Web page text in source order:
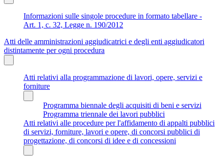
Informazioni sulle singole procedure in formato tabellare -
Art. 1, c. 32, Legge n. 190/2012
Atti delle amministrazioni aggiudicatrici e degli enti aggiudicatori
distintamente per ogni procedura
Atti relativi alla programmazione di lavori, opere, servizi e
forniture
Programma biennale degli acquisiti di beni e servizi
Programma triennale dei lavori pubblici
Atti relativi alle procedure per l'affidamento di appalti pubblici
di servizi, forniture, lavori e opere, di concorsi pubblici di
progettazione, di concorsi di idee e di concessioni